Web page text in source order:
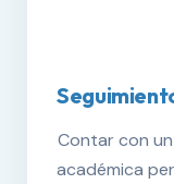
Contar con
académica